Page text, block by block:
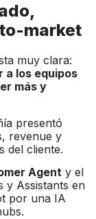
market
muy clara:
a los equipos
más y
presentó
revenue y
del cliente.
Agent y el
y Assistants en
por una IA